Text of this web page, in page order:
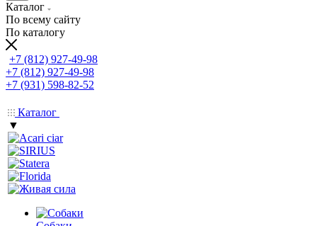
Каталог
По всему сайту
По каталогу
+7 (812) 927-49-98
+7 (812) 927-49-98
+7 (931) 598-82-52
Каталог
▼